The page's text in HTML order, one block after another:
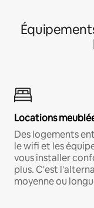
Locations
Des logements
le wifi et les
vous installer
plus. C'est
moyenne ou